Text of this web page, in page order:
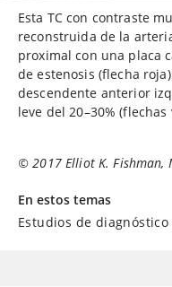
Esta TC con contraste
reconstruida de la
proximal con una placa
de estenosis (flecha
descendente anterior
leve del 20–30% (flechas
© 2017 Elliot K. Fishman,
En estos temas
Estudios de